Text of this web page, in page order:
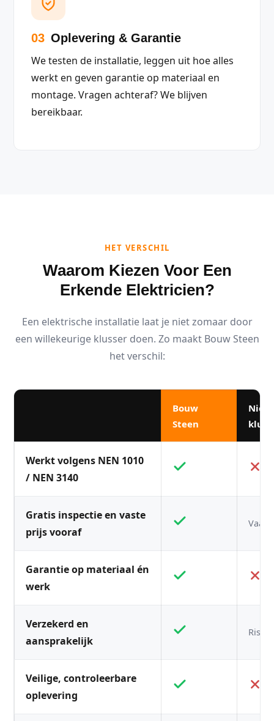
03 Oplevering & Garantie
We testen de installatie, leggen uit hoe alles
werkt en geven garantie op materiaal en
montage. Vragen achteraf? We blijven
bereikbaar.
HET VERSCHIL
Waarom Kiezen Voor Een
Erkende Elektricien?
Een elektrische installatie laat je niet zomaar door
een willekeurige klusser doen. Zo maakt Bouw Steen
het verschil:
Bouw
Steen
Niet-
Werkt volgens NEN 1010
/ NEN 3140
Gratis inspectie en vaste
prijs vooraf
Vaak
Garantie op materiaal én
werk
Verzekerd en
aansprakelijk
Veilige, controleerbare
oplevering